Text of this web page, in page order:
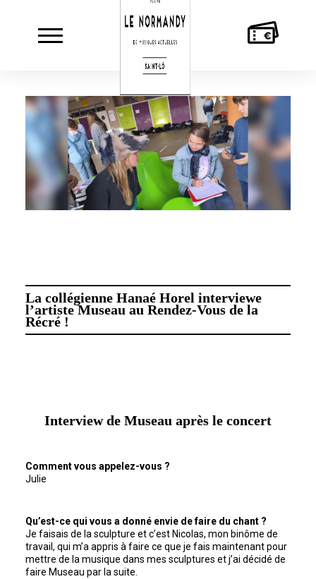
NORMANDY
La collégienne Hanaé Horel interviewe
l’artiste Museau au Rendez-Vous de la
Récré !
Interview de Museau après le concert
Comment vous appelez-vous ?
Julie
Qu’est-ce qui vous a donné envie de faire du chant ?
Je faisais de la sculpture et c’est Nicolas, mon binôme de
travail, qui m’a appris à faire ce que je fais maintenant pour
mettre de la musique dans mes sculptures et j’ai décidé de
faire Museau par la suite.